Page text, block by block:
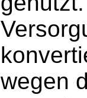
wegen